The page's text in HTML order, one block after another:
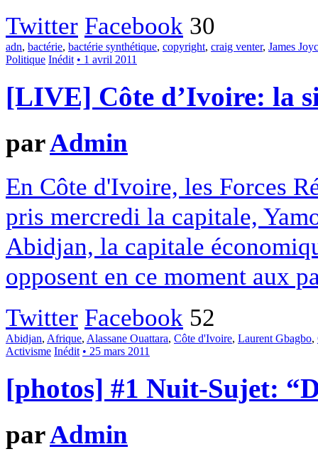
Twitter Facebook 30
adn, bactérie, bactérie synthétique, copyright, craig venter, James
Politique Inédit • 1 avril 2011
[LIVE] Côte d’Ivoire: la
parAdmin
En Côte d'Ivoire, les Forces
pris mercredi la capitale,
Abidjan, la capitale
opposent en ce moment aux
Twitter Facebook 52
Abidjan, Afrique, Alassane Ouattara, Côte d'Ivoire, Laurent Gbagbo,
Activisme Inédit • 25 mars 2011
[photos] #1 Nuit-Sujet:
parAdmin